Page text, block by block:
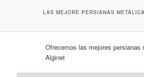
LAS MEJORE PERSIANAS
Ofrecemos las mejores persianas
Alginet